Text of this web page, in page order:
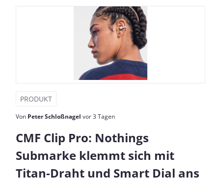
PRODUKT
Von Peter Schloßnagel vor 3 Tagen
CMF Clip Pro: Nothings
Submarke klemmt sich mit
Titan-Draht und Smart Dial ans